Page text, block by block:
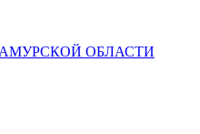
ОБЛАСТИ